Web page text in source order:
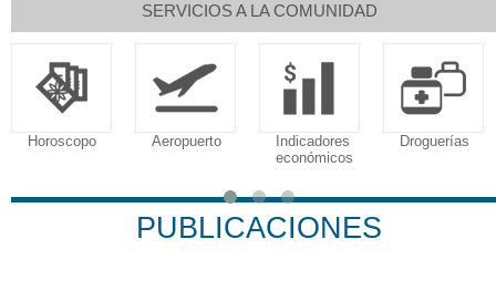
SERVICIOS A LA COMUNIDAD
Aeropuerto
Indicadores
Droguerías Notarías
PUBLICACIONES